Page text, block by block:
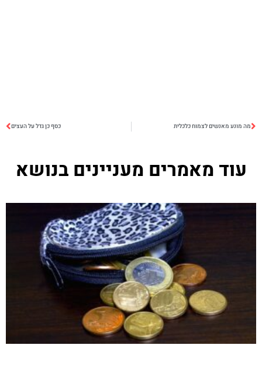
מה מונע מאנשים לצמוח כלכלית כסף כן גדל על העצים
עוד מאמרים מעניינים בנושא